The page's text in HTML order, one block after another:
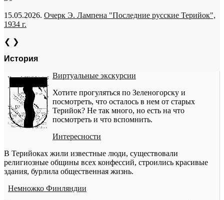
15.05.2026. Очерк Э. Лампена "Последние русские Терийок",
1934 г.
❮ ❯
История
Виртуальные экскурсии
Хотите прогуляться по Зеленогорску и
посмотреть, что осталось в нем от старых
Терийок? Не так много, но есть на что
посмотреть и что вспомнить.
Интересности
В Терийоках жили известные люди, существовали
религиозные общины всех конфессий, строились красивые
здания, бурлила общественная жизнь.
Немножко Финляндии